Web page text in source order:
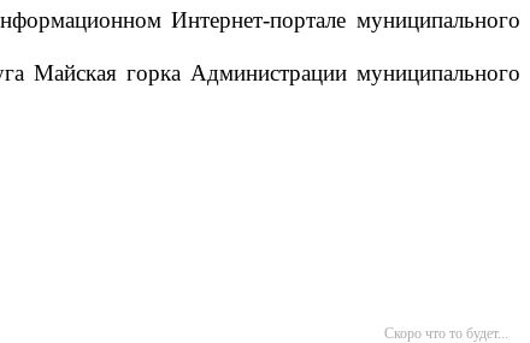
Интернет-портале муниципального
Майская горка Администрации муниципального
Скоро что то будет...